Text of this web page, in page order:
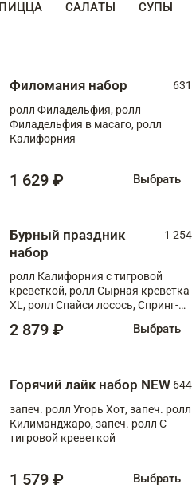
ПИЦЦА САЛАТЫ СУПЫ
Филомания набор
ролл Филадельфия, ролл
Филадельфия в масаго, ролл
Калифорния
1 629 ₽ Выбрать
Бурный праздник
набор
1
ролл Калифорния с тигровой
креветкой, ролл Сырная креветка
XL, ролл Спайси лосось, Спринг-
Медовая креветка
2 879 ₽ Выбрать
Горячий лайк набор NEW
запеч. ролл Угорь Хот, запеч. ролл
Килиманджаро, запеч. ролл С
тигровой креветкой
1 579 ₽ Выбрать